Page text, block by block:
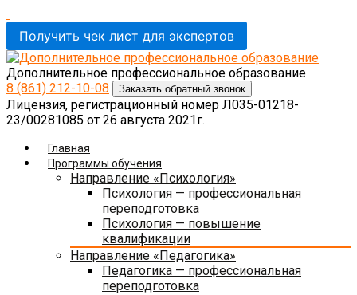
Получить чек лист для экспертов
Дополнительное профессиональное образование
8 (861) 212-10-08 Заказать обратный звонок
Лицензия, регистрационный номер Л035-01218-
23/00281085 от 26 августа 2021г.
Главная
Программы обучения
Направление «Психология»
Психология — профессиональная
переподготовка
Психология — повышение
квалификации
Направление «Педагогика»
Педагогика — профессиональная
переподготовка